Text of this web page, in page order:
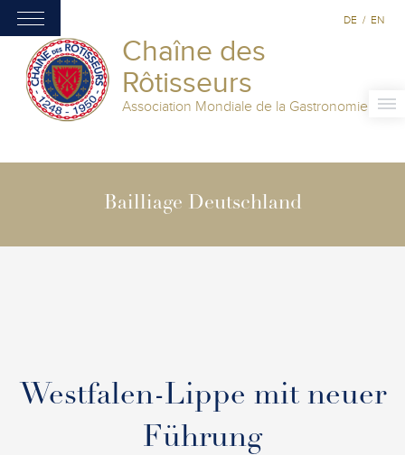
Chaîne des
Rôtisseurs
Association Mondiale de la Gastronomie
DE / EN
Bailliage Deutschland
Westfalen-Lippe mit neuer
Führung